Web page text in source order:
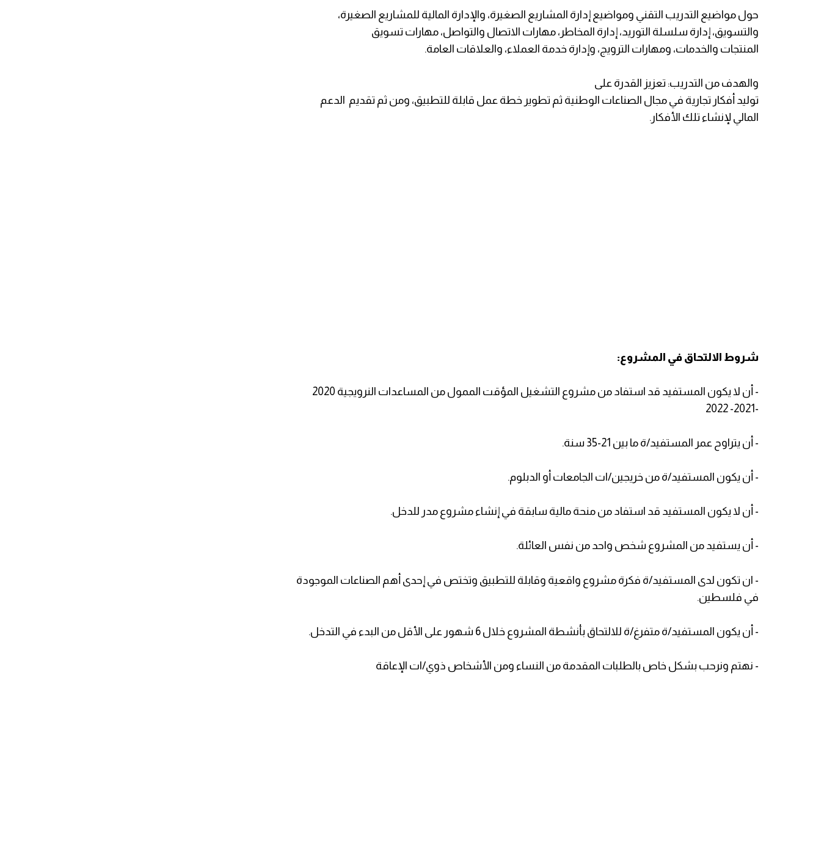
حول مواضيع التدريب التقني ومواضيع إدارة المشاريع الصغيرة، والإدارة المالية للمشاريع الصغيرة،
والتسويق، إدارة سلسلة التوريد، إدارة المخاطر، مهارات الاتصال والتواصل، مهارات تسويق
المنتجات والخدمات، ومهارات الترويج، وإدارة خدمة العملاء، والعلاقات العامة.
والهدف من التدريب: تعزيز القدرة على
توليد أفكار تجارية في مجال الصناعات الوطنية ثم تطوير خطة عمل قابلة للتطبيق، ومن ثم تقديم الدعم
المالي لإنشاء تلك الأفكار.
شروط الالتحاق في المشروع:
- أن لا يكون المستفيد قد استفاد من مشروع التشغيل المؤقت الممول من المساعدات النرويجية 2020
-2021- 2022
- أن يتراوح عمر المستفيد/ة ما بين 21-35 سنة.
- أن يكون المستفيد/ة من خريجين/ات الجامعات أو الدبلوم.
- أن لا يكون المستفيد قد استفاد من منحة مالية سابقة في إنشاء مشروع مدر للدخل.
- أن يستفيد من المشروع شخص واحد من نفس العائلة.
- ان تكون لدى المستفيد/ة فكرة مشروع واقعية وقابلة للتطبيق وتختص في إحدى أهم الصناعات الموجودة
في فلسطين.
- أن يكون المستفيد/ة متفرغ/ة للالتحاق بأنشطة المشروع خلال 6 شهور على الأقل من البدء في التدخل.
- نهتم ونرحب بشكل خاص بالطلبات المقدمة من النساء ومن الأشخاص ذوي/ات الإعاقة